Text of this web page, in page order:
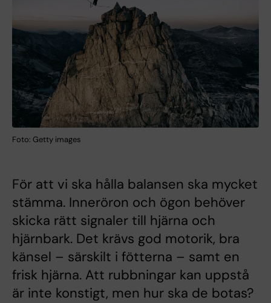
Foto: Getty images
För att vi ska hålla balansen ska mycket
stämma. Inneröron och ögon behöver
skicka rätt signaler till hjärna och
hjärnbark. Det krävs god motorik, bra
känsel – särskilt i fötterna – samt en
frisk hjärna. Att rubbningar kan uppstå
är inte konstigt, men hur ska de botas?